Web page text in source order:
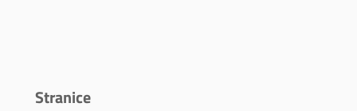
Stranice